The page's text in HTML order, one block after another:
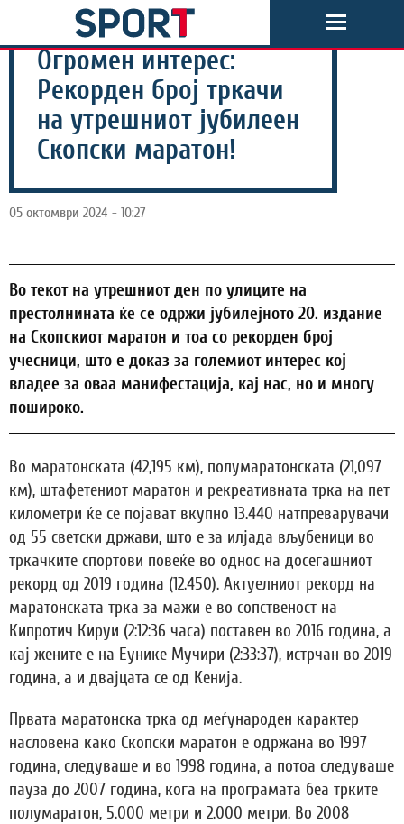
Огромен интерес:
Рекорден број тркачи
на утрешниот јубилеен
Скопски маратон!
05 октомври 2024 - 10:27
Во текот на утрешниот ден по улиците на
престолнината ќе се одржи јубилејното 20. издание
на Скопскиот маратон и тоа со рекорден број
учесници, што е доказ за големиот интерес кој
владее за оваа манифестација, кај нас, но и многу
пошироко.
Во маратонската (42,195 км), полумаратонската (21,097
км), штафетениот маратон и рекреативната трка на пет
километри ќе се појават вкупно 13.440 натпреварувачи
од 55 светски држави, што е за илјада вљубеници во
тркачките спортови повеќе во однос на досегашниот
рекорд од 2019 година (12.450). Актуелниот рекорд на
маратонската трка за мажи е во сопственост на
Кипротич Кируи (2:12:36 часа) поставен во 2016 година, а
кај жените е на Еунике Мучири (2:33:37), истрчан во 2019
година, а и двајцата се од Кенија.
Првата маратонска трка од меѓународен карактер
насловена како Скопски маратон е одржана во 1997
година, следуваше и во 1998 година, а потоа следуваше
пауза до 2007 година, кога на програмата беа трките
полумаратон, 5.000 метри и 2.000 метри. Во 2008